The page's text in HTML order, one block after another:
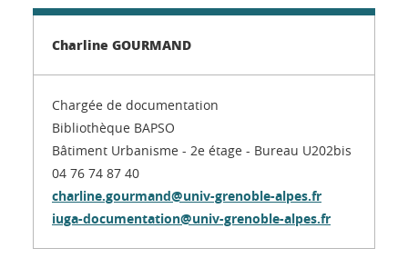
Charline GOURMAND
Chargée de documentation
Bibliothèque BAPSO
Bâtiment Urbanisme - 2e étage - Bureau U202bis
04 76 74 87 40
charline.gourmand@univ-grenoble-alpes.fr
iuga-documentation@univ-grenoble-alpes.fr